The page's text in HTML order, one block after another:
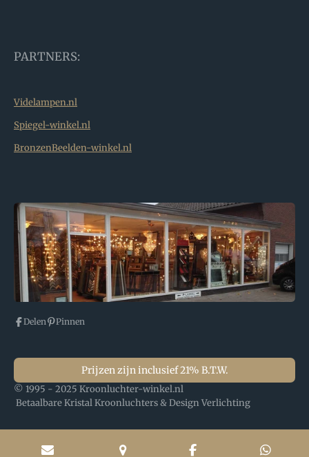
PARTNERS:
Videlampen.nl
Spiegel-winkel.nl
BronzenBeelden-winkel.nl
Delen Pinnen
Prijzen zijn inclusief 21% B.T.W.
© 1995 - 2025 Kroonluchter-winkel.nl
Betaalbare Kristal Kroonluchters & Design Verlichting